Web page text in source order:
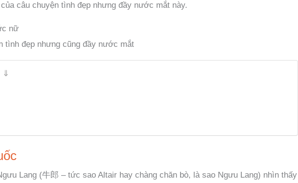
câu chuyện tình đẹp nhưng đầy nước mắt này.
nữ
tình đẹp nhưng cũng đầy nước mắt
⇓
Lang (牛郎 – tức sao Altair hay chàng chăn bò, là sao Ngưu Lang) nhìn thấy